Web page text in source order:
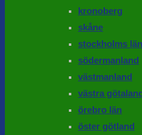
kronoberg
skåne
stockholms län
södermanland
västmanland
västra
örebro län
öster götland